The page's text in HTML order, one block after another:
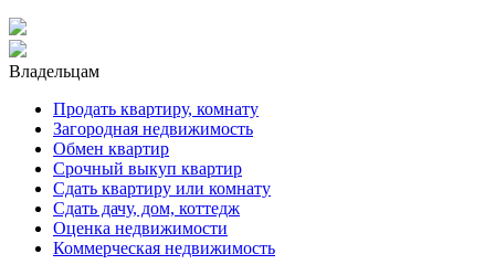
Владельцам
Продать квартиру, комнату
Загородная недвижимость
Обмен квартир
Срочный выкуп квартир
Сдать квартиру или комнату
Сдать дачу, дом, коттедж
Оценка недвижимости
Коммерческая недвижимость